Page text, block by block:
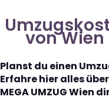
von
Planst du einen
Erfahre hier alles
MEGA UMZUG Wien